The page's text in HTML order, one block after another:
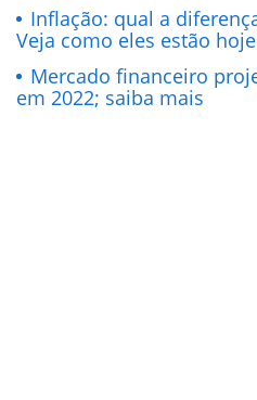
Inflação: qual a
Veja como eles estão hoje
Mercado financeiro
em 2022; saiba mais